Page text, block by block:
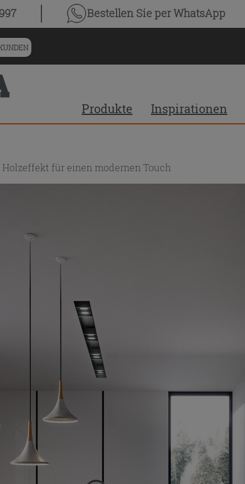
Bestellen Sieper WhatsApp
Produkte Inspirationen
für einen modernen Touch